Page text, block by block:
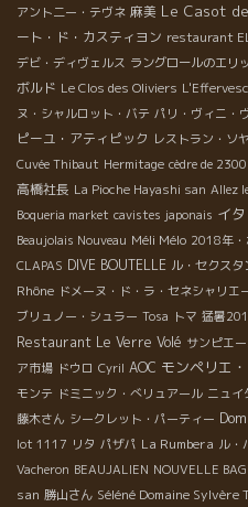
アント二ー・テヴネ 麻美 Le Casot
ート・ド・カスティヨン restaurant
デビ・ディヴェルス ラングロールのエリ
ボルド Le Clos des Oliviers
ヌ・シャルロット・バテ パリ・ヴィニ・
ピーユ・アティピック レストラン・ソヤ
Cuvée Thibaut Hermitage cèdre de
高橋社長 La Pioche Hayashi san Allez
Boqueria market cavistes japonais イ
Beaujolais Nouveau Méli Mélo 2018年・
CLAPAS DIVE BOUTELLE ル・セクスタ
Rhône ドメーヌ・ド・ラ・セネシャリエ
ブリュノー・シュラー Tosa トマ 猛暑
Restaurant Le Verre Volé サンピエ
ア市場 ドウロ Cyril AOC モンペリエ
モンテ ドミニック・べリュアール ニュイ
藤木さん シークレット・パーティー
lot 1117 リタ パザパ La Rumbera ル・
Vacheron BEAUJALIEN NOUVELLE
san 勝山さん Séléné Domaine Sylvère